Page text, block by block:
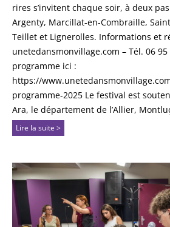
rires s’invitent chaque soir, à deux
Argenty, Marcillat-en-Combraille,
Teillet et Lignerolles. Informations et
unetedansmonvillage.com – Tél. 06
programme ici :
https://
programme-2025 Le festival est
Ara, le département de l’Allier,
Lire la suite >